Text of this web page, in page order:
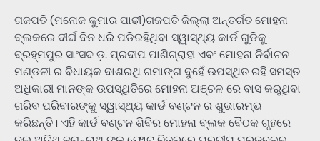
ଗଜପତି (ମନୋଜ କୁମାର ପାଢୀ)ଗଜପତି ଜିଲ୍ଲା ଅନ୍ତର୍ଗତ ମୋହନା
ବ୍ଲକରେ ଦୀର୍ଘ ଦିନ ଧରି ପଡିରହିଥିବା ସ୍ୱାସ୍ଥ୍ୟ କାର୍ଡ ଗୁଡିକୁ
ବ୍ରହ୍ମପୁର ସାଂସଦ ଡ଼. ପ୍ରଦୀପ ପାଣିଗ୍ରାହୀ ଏବଂ ମୋହନା ନିର୍ବାଚନ
ମଣ୍ଡଳୀ ର ବିଧାୟକ ଦାଶରଥି ଗମାଙ୍ଗ ଦୁହେଁ ଉପସ୍ଥିତ ରହି ସମସ୍ତ
ଅଧିକାରୀ ମାନଙ୍କ ଉପସ୍ଥିତିରେ ମୋହନା ଅଞ୍ଚଳ ରେ ବାସ କରୁଥିବା
ଗରିବ ପରିବାରଙ୍କୁ ସ୍ୱାସ୍ଥ୍ୟ କାର୍ଡ ବଣ୍ଟନ ର ଶୁଭାରମ୍ଭ
କରିଛନ୍ତି। ଏହି କାର୍ଡ ବଣ୍ଟନ ଶିବିର ମୋହନା ବ୍ଲକ ବୈଠକ ଗୃହରେ